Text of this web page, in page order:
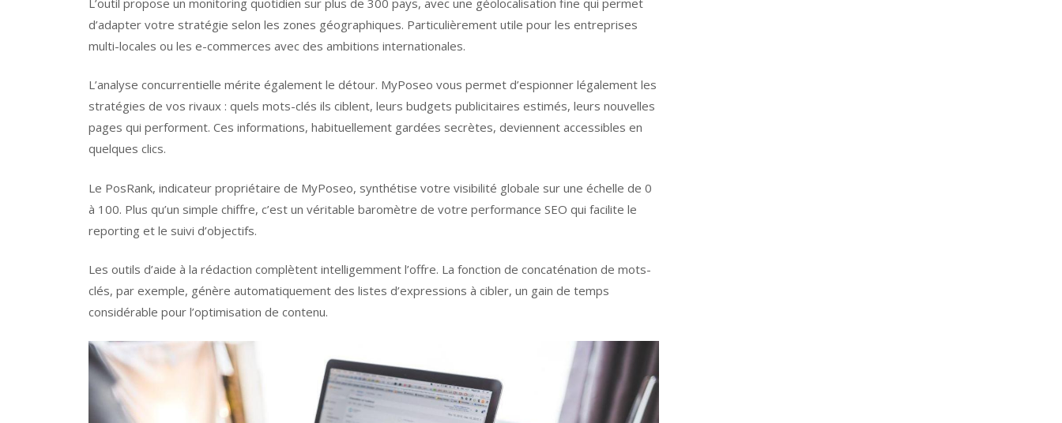
d’adapter votre stratégie selon les zones géographiques. Particulièrement utile pour les entreprises
multi-locales ou les e-commerces avec des ambitions internationales.
L’analyse concurrentielle mérite également le détour. MyPoseo vous permet d’espionner légalement les
stratégies de vos rivaux : quels mots-clés ils ciblent, leurs budgets publicitaires estimés, leurs nouvelles
pages qui performent. Ces informations, habituellement gardées secrètes, deviennent accessibles en
quelques clics.
Le PosRank, indicateur propriétaire de MyPoseo, synthétise votre visibilité globale sur une échelle de 0
à 100. Plus qu’un simple chiffre, c’est un véritable baromètre de votre performance SEO qui facilite le
reporting et le suivi d’objectifs.
Les outils d’aide à la rédaction complètent intelligemment l’offre. La fonction de concaténation de mots-
clés, par exemple, génère automatiquement des listes d’expressions à cibler, un gain de temps
considérable pour l’optimisation de contenu.